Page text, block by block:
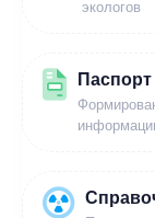
экологов